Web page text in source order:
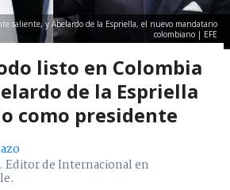
saliente, y Abelardo de la Espriella, el nuevo mandatario
colombiano | EFE
listo en Colombia
de la Espriella
como presidente
Editor de Internacional en